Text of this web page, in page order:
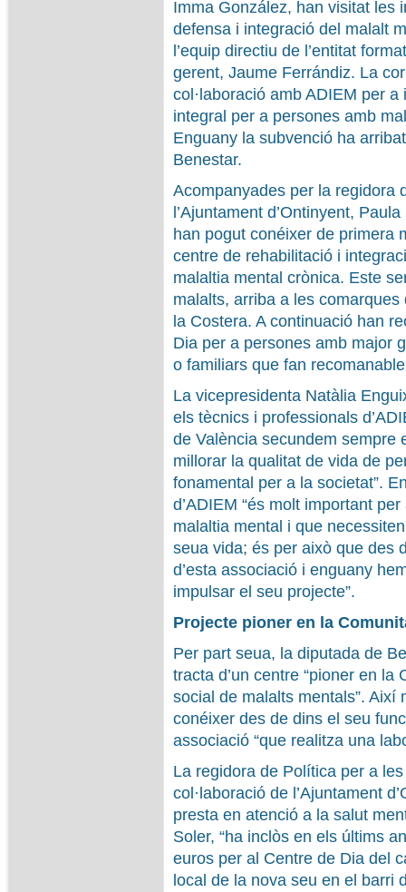
Imma González, han visitat les
defensa i integració del malalt
l’equip directiu de l’entitat
gerent, Jaume Ferrándiz. La
col·laboració amb ADIEM per
integral per a persones amb
Enguany la subvenció ha
Benestar.
Acompanyades per la regidora
l’Ajuntament d’Ontinyent,
han pogut conéixer de primera
centre de rehabilitació i
malaltia mental crònica. Este
malalts, arriba a les comarques
la Costera. A continuació han
Dia per a persones amb major
o familiars que fan
La vicepresidenta Natàlia
els tècnics i professionals
de València secundem sempre
millorar la qualitat de vida de
fonamental per a la societat”.
d’ADIEM “és molt important
malaltia mental i que
seua vida; és per això que des
d’esta associació i enguany
impulsar el seu projecte”.
Projecte pioner en la
Per part seua, la diputada de
tracta d’un centre “pioner en
social de malalts mentals”. Així
conéixer des de dins el seu
associació “que realitza una
La regidora de Política per a
col·laboració de l’Ajuntament
presta en atenció a la salut
Soler, “ha inclòs en els últims
euros per al Centre de Dia del
local de la nova seu en el barri